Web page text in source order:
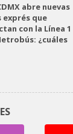
abre nuevas
exprés que
con la Línea 1
¿cuáles